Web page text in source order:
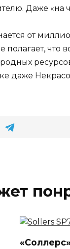
Даже «на
от
полагает, что
даже